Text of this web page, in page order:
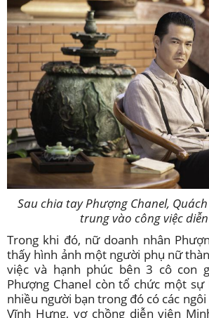
Sau chia tay Phượng Chanel,
trung vào công việc
Trong khi đó, nữ doanh nhân
thấy hình ảnh một người phụ nữ
việc và hạnh phúc bên 3 cô con
Phượng Chanel còn tổ chức một
nhiều người bạn trong đó có các
Vĩnh Hưng, vợ chồng diễn viên